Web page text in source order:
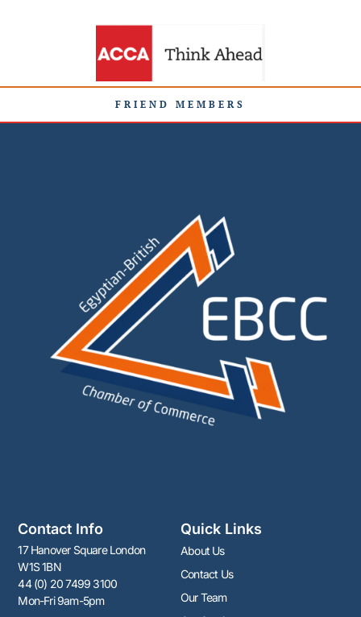
FRIEND MEMBERS
Contact Info
17 Hanover Square London
W1S 1BN
44 (0) 20 7499 3100
Mon-Fri 9am-5pm
Quick Links
About Us
Contact Us
Our Team